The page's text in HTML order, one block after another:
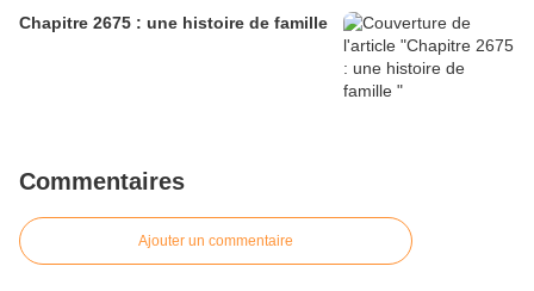
Chapitre 2675 : une histoire de famille
Commentaires
Ajouter un commentaire